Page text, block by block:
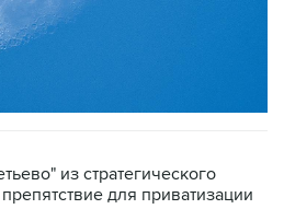
из стратегического
для приватизации